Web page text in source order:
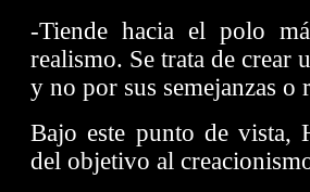
-Tiende hacia el polo
realismo. Se trata de crear
y no por sus semejanzas
Bajo este punto de vista,
del objetivo al